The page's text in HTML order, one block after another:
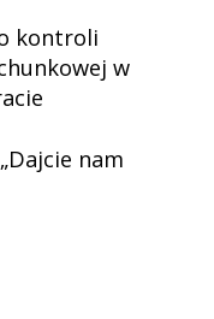
kontroli
w
nam